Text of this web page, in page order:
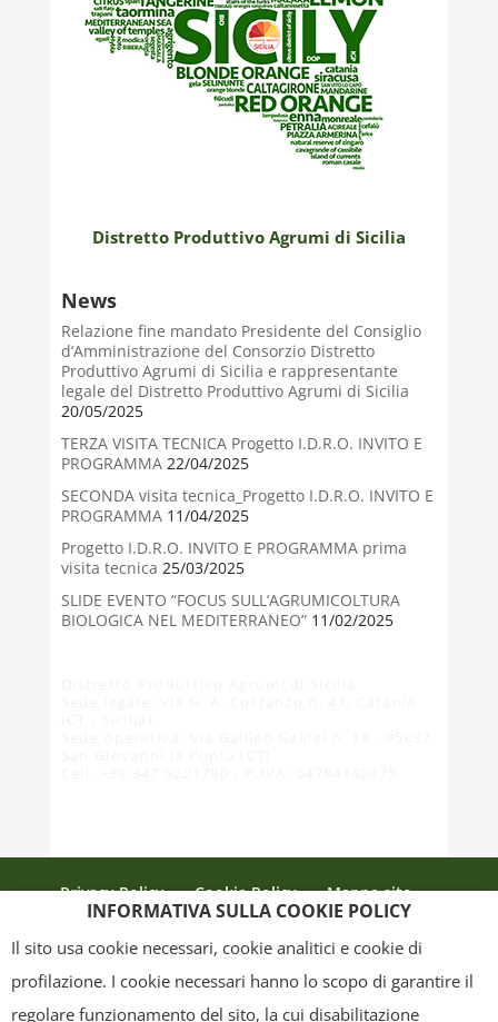
Distretto Produttivo Agrumi di Sicilia
News
Relazione fine mandato Presidente del Consiglio
d’Amministrazione del Consorzio Distretto
Produttivo Agrumi di Sicilia e rappresentante
legale del Distretto Produttivo Agrumi di Sicilia
20/05/2025
TERZA VISITA TECNICA Progetto I.D.R.O. INVITO E
PROGRAMMA22/04/2025
SECONDA visita tecnica_Progetto I.D.R.O. INVITO E
PROGRAMMA11/04/2025
Progetto I.D.R.O. INVITO E PROGRAMMA prima
visita tecnica 25/03/2025
SLIDE EVENTO “FOCUS SULL’AGRUMICOLTURA
BIOLOGICA NEL MEDITERRANEO”11/02/2025
Privacy Policy Cookie Policy
Mappa sito
INFORMATIVA SULLA COOKIE POLICY
Il sito usa cookie necessari, cookie analitici e cookie di
profilazione. I cookie necessari hanno lo scopo di garantire il
regolare funzionamento del sito, la cui disabilitazione